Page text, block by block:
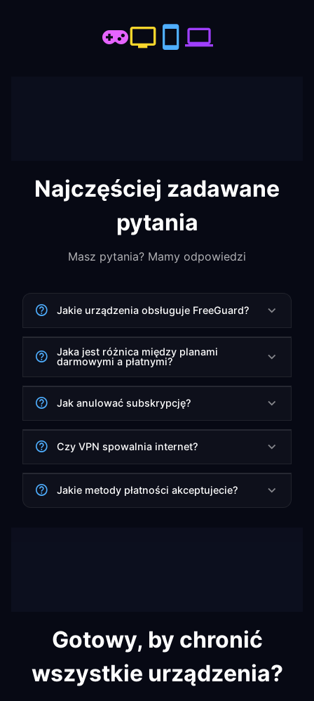
Najczęściej zadawane
pytania
Masz pytania? Mamy odpowiedzi
Jakie urządzenia obsługuje FreeGuard?
Jaka jest różnica między planami
darmowymi a płatnymi?
Jak anulować subskrypcję?
Czy VPN spowalnia internet?
Jakie metody płatności akceptujecie?
Gotowy, by chronić
wszystkie urządzenia?